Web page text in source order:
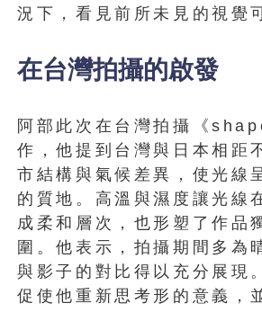
況下，看見前所未見的視覺
在台灣拍攝的啟發
阿部此次在台灣拍攝《
作，他提到台灣與日本相距
市結構與氣候差異，使光線
的質地。高溫與濕度讓光線
成柔和層次，也形塑了作品
圍。他表示，拍攝期間多為
與影子的對比得以充分展現
促使他重新思考形的意義，